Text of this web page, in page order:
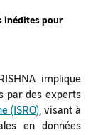
inédites pour
implique
par des experts
(ISRO), visant à
en données